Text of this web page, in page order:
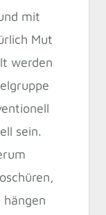
mit
Mut
werden
sein.
hängen